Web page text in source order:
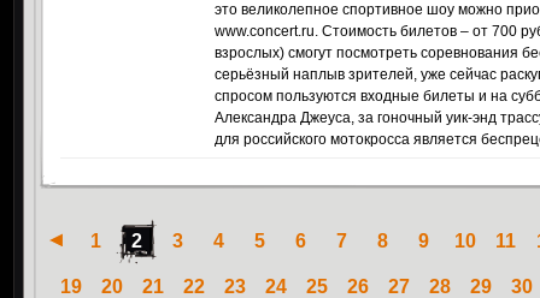
это великолепное спортивное шоу можно
www.concert.ru. Стоимость билетов – от 700
взрослых) смогут посмотреть соревнования
серьёзный наплыв зрителей, уже сейчас
спросом пользуются входные билеты и на
Александра Джеуса, за гоночный уик-энд
для российского мотокросса является
1 2 3 4 5 6 7 8 9 10 11
19 20 21 22 23 24 25 26 27 28 29 30